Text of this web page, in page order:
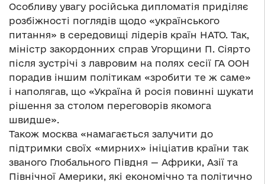
Особливу увагу російська дипломатія приділяє
розбіжності поглядів щодо «українського
питання» в середовищі лідерів країн НАТО. Так,
міністр закордонних справ Угорщини П. Сіярто
після зустрічі з лавровим на полях сесії ГА ООН
порадив іншим політикам «зробити те ж саме»
і наполягав, що «Україна й росія повинні шукати
рішення за столом переговорів якомога
швидше».
Також москва «намагається залучити до
підтримки своїх «мирних» ініціатив країни так
званого Глобального Півдня — Африки, Азії та
Північної Америки, які економічно та політично